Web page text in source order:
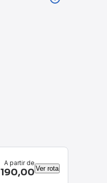
A partir de
190,00 Ver rota